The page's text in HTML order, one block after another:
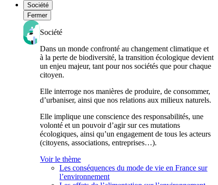
Société
Fermer
Société
Dans un monde confronté au changement climatique et
à la perte de biodiversité, la transition écologique devient
un enjeu majeur, tant pour nos sociétés que pour chaque
citoyen.
Elle interroge nos manières de produire, de consommer,
d’urbaniser, ainsi que nos relations aux milieux naturels.
Elle implique une conscience des responsabilités, une
volonté et un pouvoir d’agir sur ces mutations
écologiques, ainsi qu’un engagement de tous les acteurs
(citoyens, associations, entreprises…).
Voir le thème
Les conséquences du mode de vie en France sur
l’environnement